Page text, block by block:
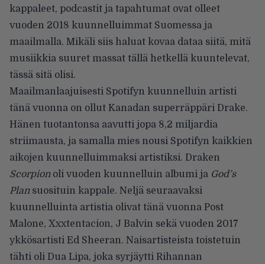
kappaleet, podcastit ja tapahtumat ovat olleet
vuoden 2018 kuunnelluimmat Suomessa ja
maailmalla. Mikäli siis haluat kovaa dataa siitä, mitä
musiikkia suuret massat tällä hetkellä kuuntelevat,
tässä sitä olisi.
Maailmanlaajuisesti Spotifyn kuunnelluin artisti
tänä vuonna on ollut Kanadan superräppäri Drake.
Hänen tuotantonsa aavutti jopa 8,2 miljardia
striimausta, ja samalla mies nousi Spotifyn kaikkien
aikojen kuunnelluimmaksi artistiksi. Draken
Scorpionoli vuoden kuunnelluin albumi ja God’s
Plansuosituin kappale. Neljä seuraavaksi
kuunnelluinta artistia olivat tänä vuonna Post
Malone, Xxxtentacion, J Balvin sekä vuoden 2017
ykkösartisti Ed Sheeran. Naisartisteista toistetuin
tähti oli Dua Lipa, joka syrjäytti Rihannan